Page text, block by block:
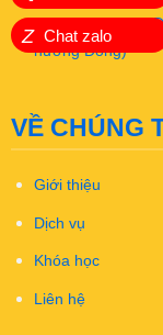
Z Chat zalo
Hóa (Mặt đường
hướng Đông)
VỀ CHÚNG
Giới thiệu
Dịch vụ
Khóa học
Liên hệ